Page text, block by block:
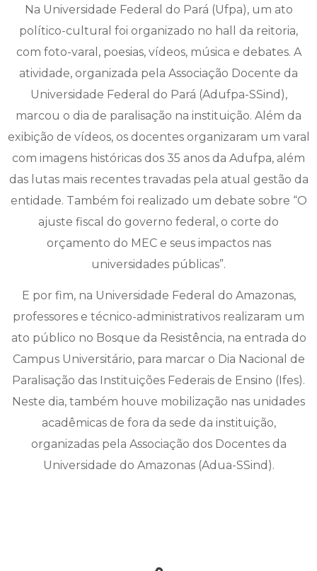
Na Universidade Federal do Pará (Ufpa), um ato
político-cultural foi organizado no hall da reitoria,
com foto-varal, poesias, vídeos, música e debates. A
atividade, organizada pela Associação Docente da
Universidade Federal do Pará (Adufpa-SSind),
marcou o dia de paralisação na instituição. Além da
exibição de vídeos, os docentes organizaram um varal
com imagens históricas dos 35 anos da Adufpa, além
das lutas mais recentes travadas pela atual gestão da
entidade. Também foi realizado um debate sobre “O
ajuste fiscal do governo federal, o corte do
orçamento do MEC e seus impactos nas
universidades públicas”.
E por fim, na Universidade Federal do Amazonas,
professores e técnico-administrativos realizaram um
ato público no Bosque da Resistência, na entrada do
Campus Universitário, para marcar o Dia Nacional de
Paralisação das Instituições Federais de Ensino (Ifes).
Neste dia, também houve mobilização nas unidades
acadêmicas de fora da sede da instituição,
organizadas pela Associação dos Docentes da
Universidade do Amazonas (Adua-SSind).